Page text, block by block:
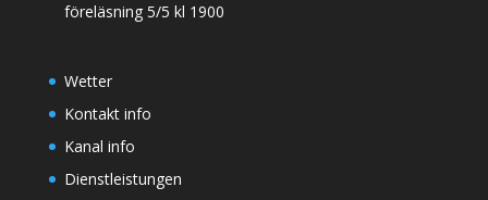
föreläsning 5/5 kl 1900
Wetter
Kontakt info
Kanal info
Dienstleistungen